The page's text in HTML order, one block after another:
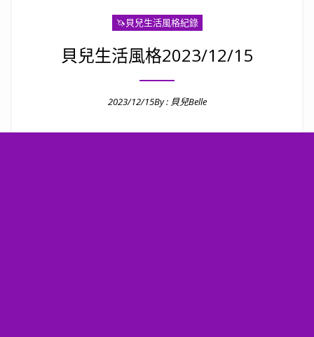
🦄️貝兒生活風格紀錄
貝兒生活風格2023/12/15
2023/12/15By : 貝兒Belle